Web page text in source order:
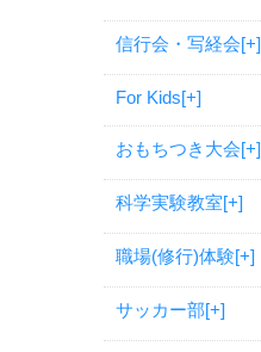
信行会・写経会[+]
For Kids[+]
おもちつき大会[+]
科学実験教室[+]
職場(修行)体験[+]
サッカー部[+]